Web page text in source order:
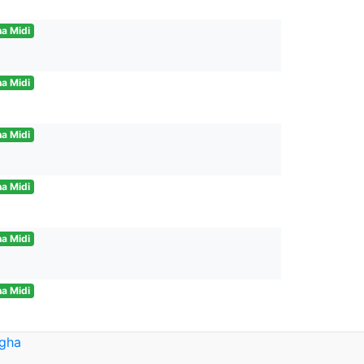
Midi
Midi
Midi
Midi
Midi
Midi